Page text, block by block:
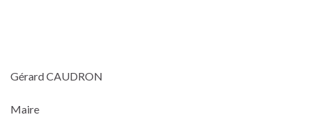
Gérard CAUDRON
Maire